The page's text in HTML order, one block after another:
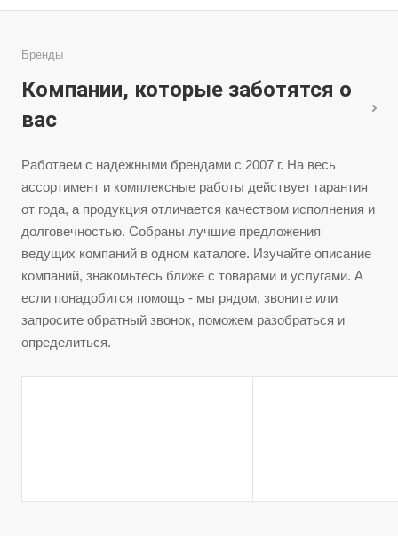
Бренды
Компании, которые заботятся о
вас
Работаем с надежными брендами с 2007 г. На весь
ассортимент и комплексные работы действует гарантия
от года, а продукция отличается качеством исполнения и
долговечностью. Собраны лучшие предложения
ведущих компаний в одном каталоге. Изучайте описание
компаний, знакомьтесь ближе с товарами и услугами. А
если понадобится помощь - мы рядом, звоните или
запросите обратный звонок, поможем разобраться и
определиться.